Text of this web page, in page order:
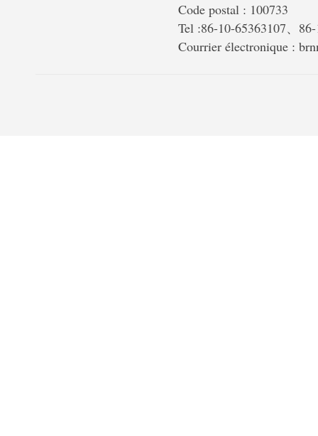
Code postal : 100733
Tel :86-10-65363107、
Courrier électronique :